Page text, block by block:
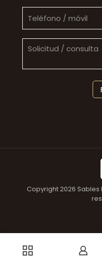
Copyright 2026 Sables